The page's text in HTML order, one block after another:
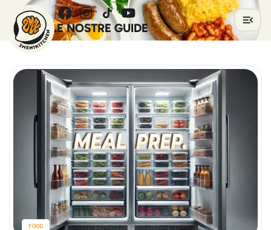
2MEN1KITCHEN
TUTTE LE NOSTRE GUIDE
FOOD